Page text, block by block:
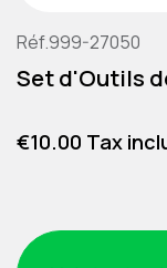
Réf.999-27050
Set d'Outils
Price
€10.00 Tax